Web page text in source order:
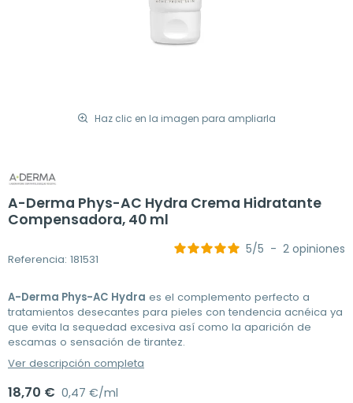
Haz clic en la imagen para ampliarla
A-Derma Phys-AC Hydra Crema Hidratante
Compensadora, 40 ml
Referencia: 181531
5/5 - 2 opiniones
A-Derma Phys-AC Hydra es el complemento perfecto a
tratamientos desecantes para pieles con tendencia acnéica ya
que evita la sequedad excesiva así como la aparición de
escamas o sensación de tirantez.
Ver descripción completa
18,70 € 0,47 €/ml